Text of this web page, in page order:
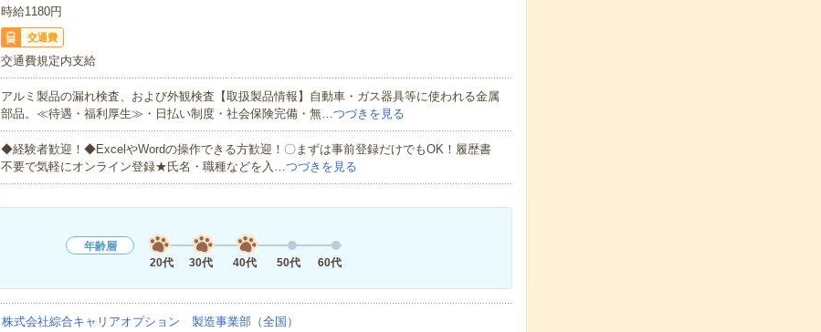
時給1180円
交通費
交通費規定内支給
アルミ製品の漏れ検査、および外観検査【取扱製品情報】自動車・ガス器具等に使われる金属
部品。≪待遇・福利厚生≫・日払い制度・社会保険完備・無…つづきを見る
◆経験者歓迎！◆ExcelやWordの操作できる方歓迎！〇まずは事前登録だけでもOK！履歴書
不要で気軽にオンライン登録★氏名・職種などを入…つづきを見る
年齢層
20代
30代 40代 50代 60代
株式会社綜合キャリアオプション 製造事業部（全国）